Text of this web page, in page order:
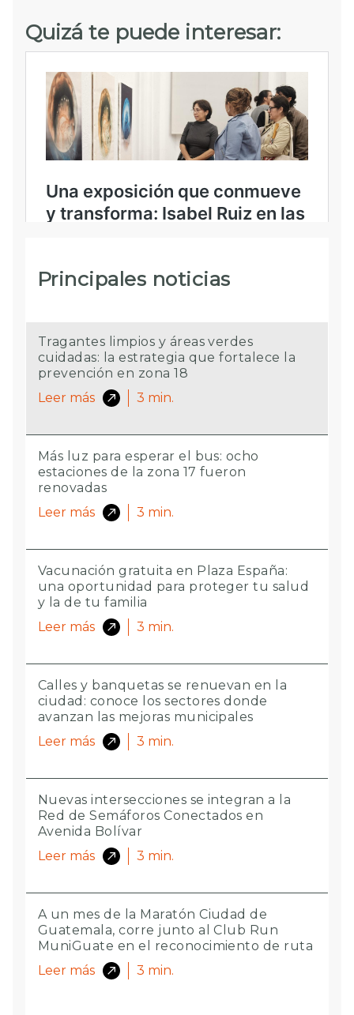
Quizá te puede interesar:
Principales noticias
Tragantes limpios y áreas verdes
cuidadas: la estrategia que fortalece la
prevención en zona 18
Leer más
3 min.
Más luz para esperar el bus: ocho
estaciones de la zona 17 fueron
renovadas
Leer más
3 min.
Vacunación gratuita en Plaza España:
una oportunidad para proteger tu salud
y la de tu familia
Leer más
3 min.
Calles y banquetas se renuevan en la
ciudad: conoce los sectores donde
avanzan las mejoras municipales
Leer más
3 min.
Nuevas intersecciones se integran a la
Red de Semáforos Conectados en
Avenida Bolívar
Leer más
3 min.
A un mes de la Maratón Ciudad de
Guatemala, corre junto al Club Run
MuniGuate en el reconocimiento de ruta
Leer más
3 min.